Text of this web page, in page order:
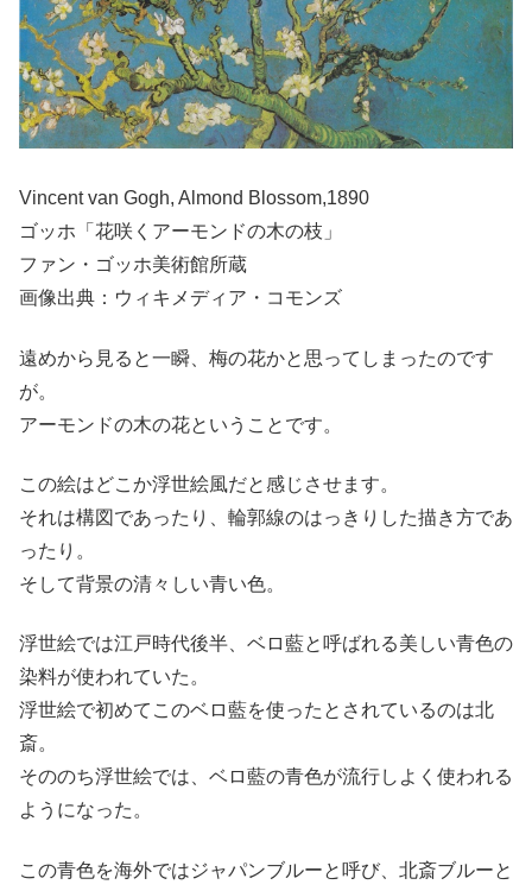
Vincent van Gogh, Almond Blossom,1890
ゴッホ「花咲くアーモンドの木の枝」
ファン・ゴッホ美術館所蔵
画像出典：ウィキメディア・コモンズ
遠めから見ると一瞬、梅の花かと思ってしまったのです
が。
アーモンドの木の花ということです。
この絵はどこか浮世絵風だと感じさせます。
それは構図であったり、輪郭線のはっきりした描き方であ
ったり。
そして背景の清々しい青い色。
浮世絵では江戸時代後半、ベロ藍と呼ばれる美しい青色の
染料が使われていた。
浮世絵で初めてこのベロ藍を使ったとされているのは北
斎。
そののち浮世絵では、ベロ藍の青色が流行しよく使われる
ようになった。
この青色を海外ではジャパンブルーと呼び、北斎ブルーと